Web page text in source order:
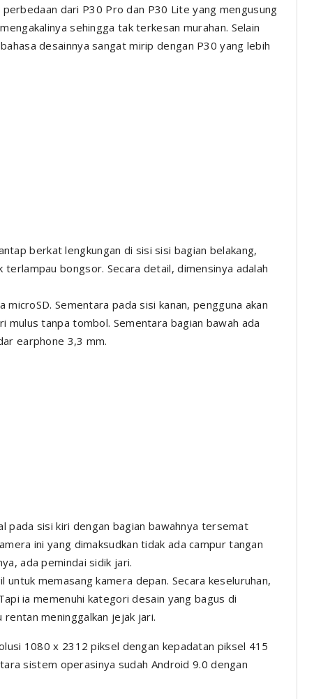
dari P30 Pro dan P30 Lite yang mengusung
sehingga tak terkesan murahan. Selain
desainnya sangat mirip dengan P30 yang lebih
berkat lengkungan di sisi sisi bagian belakang,
bongsor. Secara detail, dimensinya adalah
Sementara pada sisi kanan, pengguna akan
tanpa tombol. Sementara bagian bawah ada
earphone 3,3 mm.
pada sisi kiri dengan bagian bawahnya tersemat
ini yang dimaksudkan tidak ada campur tangan
ada pemindai sidik jari.
memasang kamera depan. Secara keseluruhan,
ia memenuhi kategori desain yang bagus di
rentan meninggalkan jejak jari.
1080 x 2312 piksel dengan kepadatan piksel 415
sistem operasinya sudah Android 9.0 dengan